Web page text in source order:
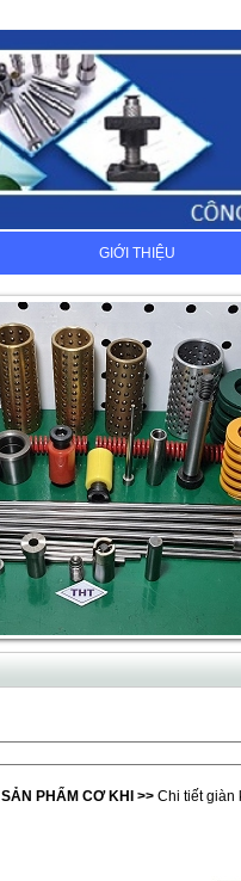
GIỚI THIỆU
SẢN PHẨM CƠ KHI >> Chi tiết giàn